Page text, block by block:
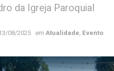
da Igreja Paroquial
08/2025 em Atualidade, Evento